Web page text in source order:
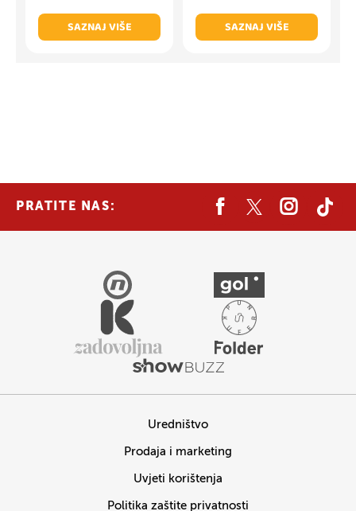
SAZNAJ VIŠE
SAZNAJ VIŠE
PRATITE NAS:
Uredništvo
Prodaja i marketing
Uvjeti korištenja
Politika zaštite privatnosti